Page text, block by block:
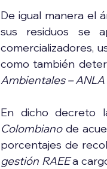
De igual manera el
sus residuos se
comercializadores,
como también
Ambientales – ANLA
En dicho decreto
Colombiano de
gestión RAEE a